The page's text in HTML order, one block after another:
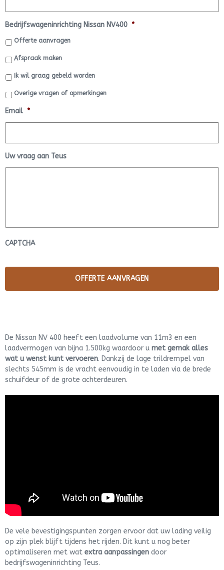
Bedrijfswageninrichting Nissan NV400 *
Offerte aanvragen
Afspraak maken
Ik wil graag gebeld worden
Overige vragen of opmerkingen
Email *
Uw vraag aan Teus
CAPTCHA
De Nissan NV 400 heeft een laadvolume van 11m3 en een
laadvermogen van bijna 1.500kg waardoor u met gemak alles
wat u wenst kunt vervoeren. Dankzij de lage trildrempel van
slechts 545mm is de vracht eenvoudig in te laden via de brede
schuifdeur of de grote achterdeuren.
De vele bevestigingspunten zorgen ervoor dat uw lading veilig
op zijn plek blijft tijdens het rijden. Dit kunt u nog beter
optimaliseren met wat extra aanpassingen door
bedrijfswageninrichting Teus.